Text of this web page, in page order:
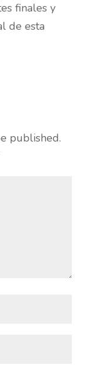
finales y
de esta
published.